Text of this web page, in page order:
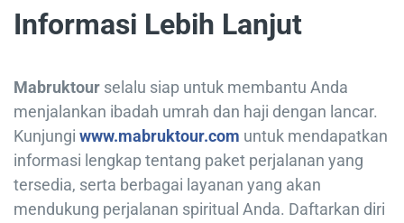
Informasi Lebih Lanjut
Mabruktour selalu siap untuk membantu Anda
menjalankan ibadah umrah dan haji dengan lancar.
Kunjungi www.mabruktour.com untuk mendapatkan
informasi lengkap tentang paket perjalanan yang
tersedia, serta berbagai layanan yang akan
mendukung perjalanan spiritual Anda. Daftarkan diri